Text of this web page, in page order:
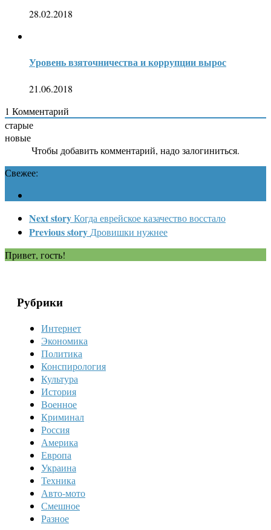
28.02.2018
Уровень взяточничества и коррупции вырос
21.06.2018
1 Комментарий
старые
новые
Чтобы добавить комментарий, надо залогиниться.
Свежее:
Next storyКогда еврейское казачество восстало
Previous story Дровишки нужнее
Привет, гость!
Рубрики
Интернет
Экономика
Политика
Конспирология
Культура
История
Военное
Криминал
Россия
Америка
Европа
Украина
Техника
Авто-мото
Смешное
Разное